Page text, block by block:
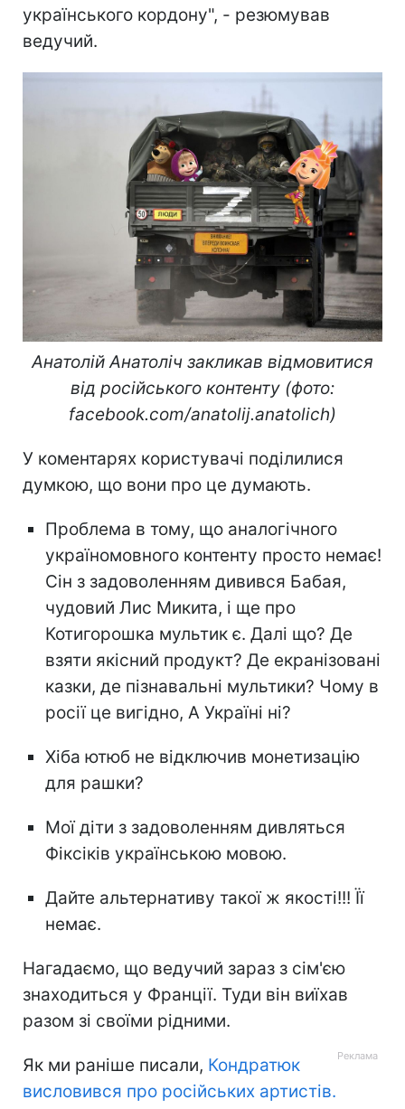
українського кордону", - резюмував
ведучий.
Анатолій Анатоліч закликав відмовитися
від російського контенту (фото:
facebook.com/anatolij.anatolich)
У коментарях користувачі поділилися
думкою, що вони про це думають.
Проблема в тому, що аналогічного
україномовного контенту просто немає!
Сін з задоволенням дивився Бабая,
чудовий Лис Микита, і ще про
Котигорошка мультик є. Далі що? Де
взяти якісний продукт? Де екранізовані
казки, де пізнавальні мультики? Чому в
росії це вигідно, А Україні ні?
Хіба ютюб не відключив монетизацію
для рашки?
Мої діти з задоволенням дивляться
Фіксіків українською мовою.
Дайте альтернативу такої ж якості!!! Її
немає.
Нагадаємо, що ведучий зараз з сім'єю
знаходиться у Франції. Туди він виїхав
разом зі своїми рідними.
Як ми раніше писали, Кондратюк
висловився про російських артистів.